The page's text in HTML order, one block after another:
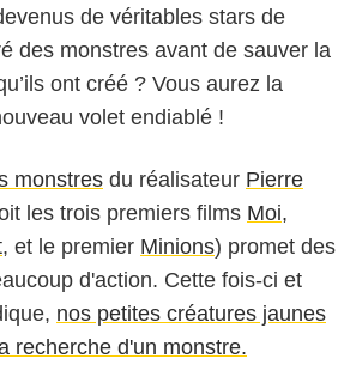
de véritables stars de
des monstres avant de sauver la
ont créé ? Vous aurez la
volet endiablé !
monstres du réalisateur Pierre
les trois premiers films Moi,
, et le premier Minions) promet des
d'action. Cette fois-ci et
nos petites créatures jaunes
recherche d'un monstre.